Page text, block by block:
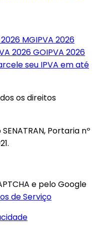
MGIPVA 2026
2026GOIPVA 2026
seu IPVA em até
os direitos
Portaria nº
e pelo Google
de Serviço